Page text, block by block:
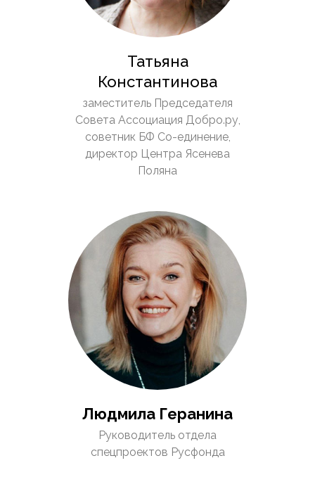
Татьяна
Константинова
заместитель Председателя
Совета Ассоциация Добро.ру,
советник БФ Со-единение,
директор Центра Ясенева
Поляна
Людмила Геранина
Руководитель отдела
спецпроектов Русфонда